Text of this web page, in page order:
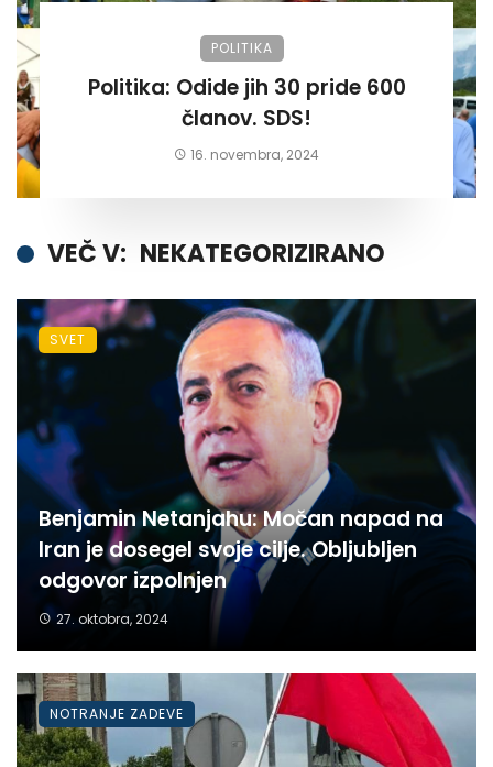
POLITIKA
Politika: Odide jih 30 pride 600
članov. SDS!
16. novembra, 2024
VEČ V: NEKATEGORIZIRANO
Benjamin Netanjahu: Močan napad na
Iran je dosegel svoje cilje. Obljubljen
odgovor izpolnjen
27. oktobra, 2024
SVET
NOTRANJE ZADEVE